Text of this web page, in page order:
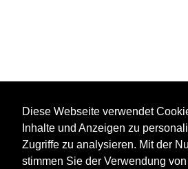
Diese Webseite verwendet
Inhalte und Anzeigen zu
Zugriffe zu analysieren. Mit der
stimmen Sie der Verwendung